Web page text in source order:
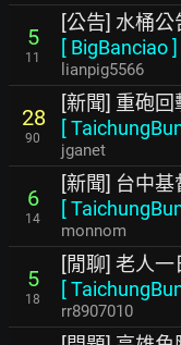
5
11
[公告] 水桶公
[ BigBanciao]
lianpig5566
28
90
[新聞] 重砲
[
jganet
6
14
[新聞] 台中
[
monnom
5
18
[閒聊] 老人
[
rr8907010